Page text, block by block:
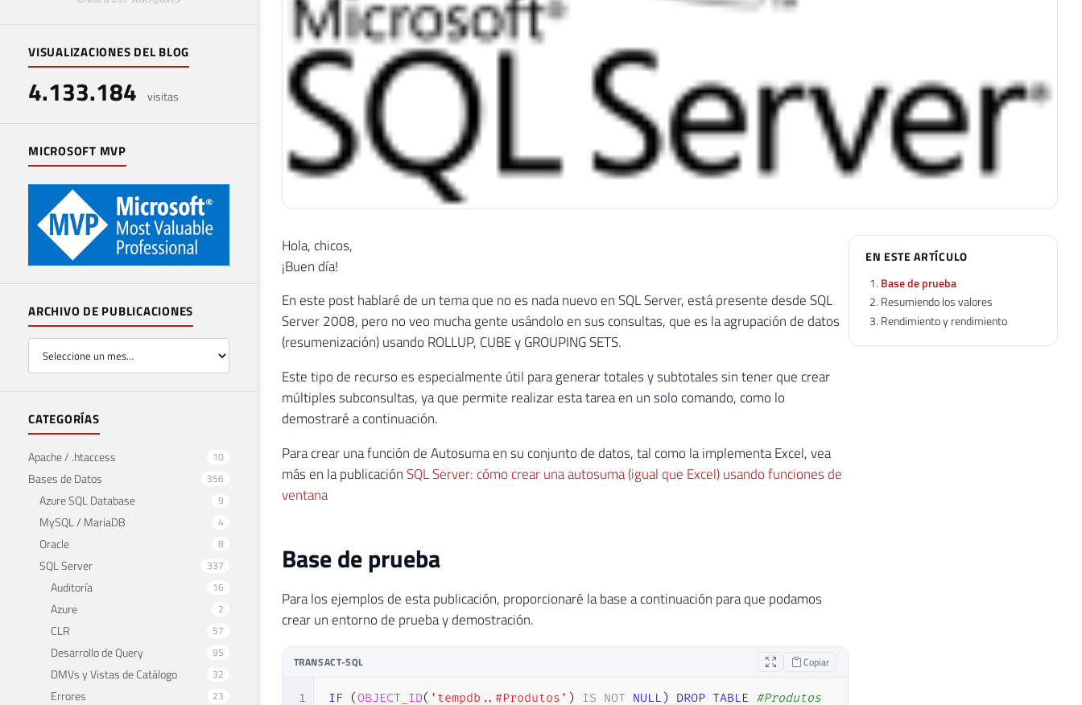
VISUALIZACIONES DEL BLOG
4.133.184 visitas
MICROSOFT MVP
ARCHIVO DE PUBLICACIONES
CATEGORÍAS
Apache / .htaccess 10
Bases de Datos 356
Azure SQL Database 9
MySQL / MariaDB 4
Oracle 8
SQL Server 337
Auditoría 16
Azure 2
CLR 57
Desarrollo de Query 95
DMVs y Vistas de Catálogo 32
Errores 23
Hola, chicos,
¡Buen día!
En este post hablaré de un tema que no es nada nuevo en SQL Server, está presente desde SQL
Server 2008, pero no veo mucha gente usándolo en sus consultas, que es la agrupación de datos
(resumenización) usando ROLLUP, CUBE y GROUPING SETS.
Este tipo de recurso es especialmente útil para generar totales y subtotales sin tener que crear
múltiples subconsultas, ya que permite realizar esta tarea en un solo comando, como lo
demostraré a continuación.
Para crear una función de Autosuma en su conjunto de datos, tal como la implementa Excel, vea
más en la publicaciónSQL Server: cómo crear una autosuma (igual que Excel) usando funciones de
ventana
Base de prueba
Para los ejemplos de esta publicación, proporcionaré la base a continuación para que podamos
crear un entorno de prueba y demostración.
TRANSACT-SQL Copiar
1
IF (OBJECT_ID( 'tempdb..#Produtos' ) IS NOT NULL ) DROP TABLE #Produtos
EN ESTE ARTÍCULO
Base de prueba
Resumiendo los valores
Rendimiento y rendimiento